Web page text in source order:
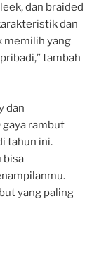
dan braided
dan
memilih yang
tambah
dan
gaya rambut
tahun ini.
bisa
yang paling